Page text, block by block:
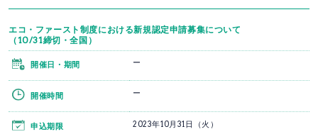
エコ・ファースト制度における新規認定申請募集について
（10/31締切・全国）
開催日・期間 ー
開催時間 ー
申込期限 2023年10月31日（火）